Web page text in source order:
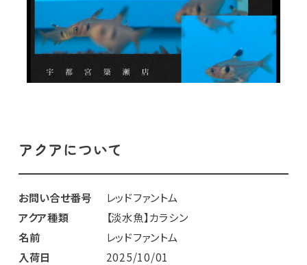
アクアについて
お問い合せ番号
レッドファントム
アクア種類
【淡水魚】カラシン
名前
レッドファントム
入荷日
2025/10/01